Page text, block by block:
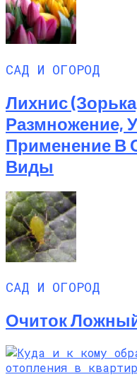
САД И ОГОРОД
Лихнис
Размножение,
Применение В
Виды
САД И ОГОРОД
Очиток